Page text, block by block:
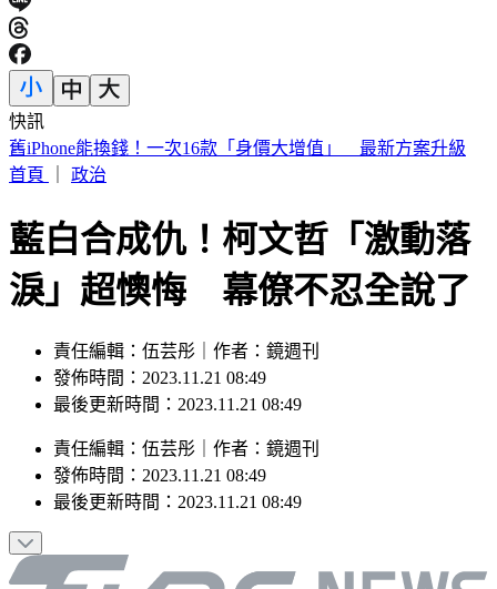
快訊
7月去過好萊塢環球影城小心！麻疹患者這天曾入園 恐暴露
風險
藍白合成仇！柯文哲「激動落
淚」超懊悔 幕僚不忍全說了
責任編輯：伍芸彤｜作者：鏡週刊
發佈時間：2023.11.21 08:49
責任編輯 ： 伍芸彤｜作者：
發佈時間：2023.11.21 08:49